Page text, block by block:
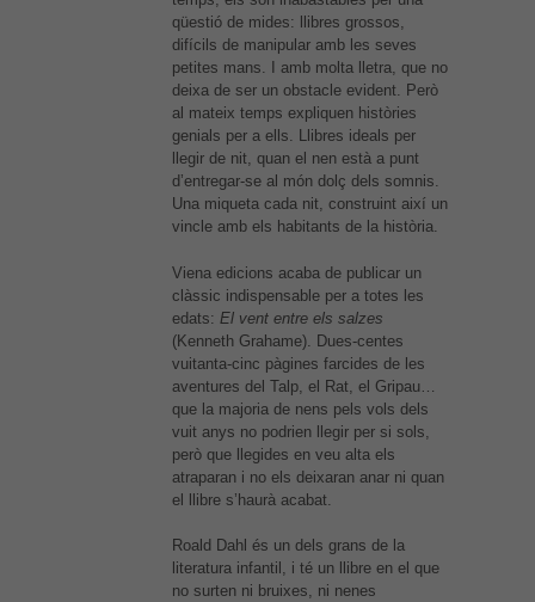
qüestió de mides: llibres grossos,
difícils de manipular amb les seves
petites mans. I amb molta lletra, que no
deixa de ser un obstacle evident. Però
al mateix temps expliquen històries
genials per a ells. Llibres ideals per
llegir de nit, quan el nen està a punt
d’entregar-se al món dolç dels somnis.
Una miqueta cada nit, construint així un
vincle amb els habitants de la història.
Viena edicions acaba de publicar un
clàssic indispensable per a totes les
edats: El vent entre els salzes
(Kenneth Grahame). Dues-centes
vuitanta-cinc pàgines farcides de les
aventures del Talp, el Rat, el Gripau…
que la majoria de nens pels vols dels
vuit anys no podrien llegir per si sols,
però que llegides en veu alta els
atraparan i no els deixaran anar ni quan
el llibre s’haurà acabat.
Roald Dahl és un dels grans de la
literatura infantil, i té un llibre en el que
no surten ni bruixes, ni nenes
Experiència
Per tal que el
nostre lloc
web funcioni
el millor
possible
funcionalitat
desapareixerà
del lloc web.